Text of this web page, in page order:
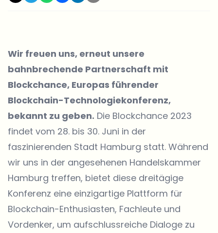
Wir freuen uns, erneut unsere
bahnbrechende Partnerschaft mit
Blockchance, Europas führender
Blockchain-Technologiekonferenz,
bekannt zu geben. Die Blockchance 2023
findet vom 28. bis 30. Juni in der
faszinierenden Stadt Hamburg statt. Während
wir uns in der angesehenen Handelskammer
Hamburg treffen, bietet diese dreitägige
Konferenz eine einzigartige Plattform für
Blockchain-Enthusiasten, Fachleute und
Vordenker, um aufschlussreiche Dialoge zu